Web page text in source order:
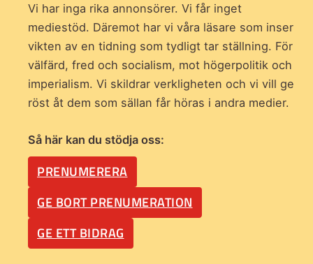
Vi har inga rika annonsörer. Vi får inget
mediestöd. Däremot har vi våra läsare som inser
vikten av en tidning som tydligt tar ställning. För
välfärd, fred och socialism, mot högerpolitik och
imperialism. Vi skildrar verkligheten och vi vill ge
röst åt dem som sällan får höras i andra medier.
Så här kan du stödja oss:
PRENUMERERA
GE BORT PRENUMERATION
GE ETT BIDRAG